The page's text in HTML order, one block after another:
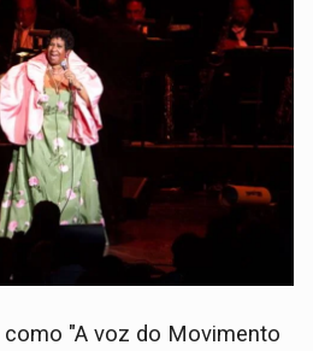
"A voz do Movimento